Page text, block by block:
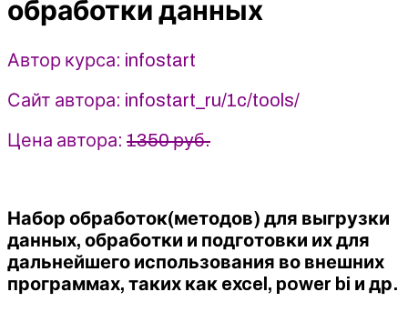
данных
infostart
обработки данных
Автор курса: infostart
Сайт автора: infostart_ru/1c/tools/
Цена автора: 1350 руб.
Набор обработок(методов) для выгрузки
данных, обработки и подготовки их для
дальнейшего использования во внешних
программах, таких как excel, power bi и др.